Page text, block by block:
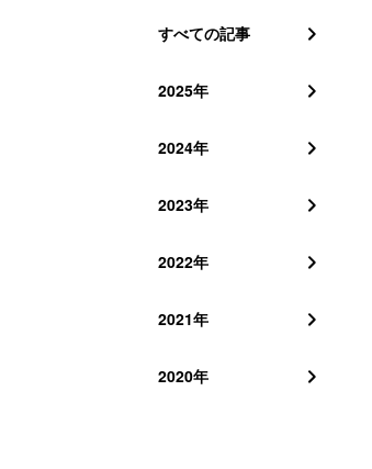
すべての記事
2025年
2024年
2023年
2022年
2021年
2020年